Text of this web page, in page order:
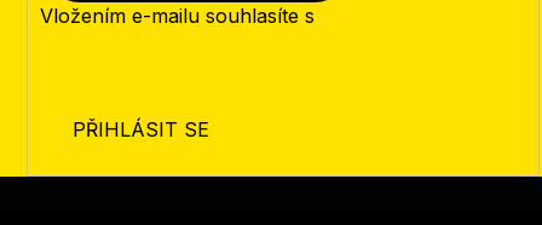
Vložením e-mailu souhlasíte s
PŘIHLÁSIT SE